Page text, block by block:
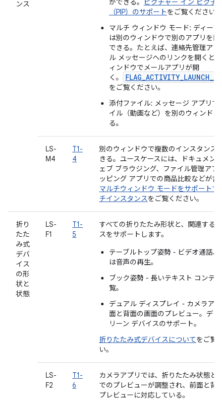
ンス ができる。
ピクチャー イン ピクチ
（PIP）のサポートをご覧ください。
マルチ ウィンドウ モード: ディー
は別のウィンドウで別のアプリを
できる。たとえば、連絡先管理ア
ル メッセージへのリンクを開くと
ィンドウでメールアプリが開
く。
をご覧ください。
添付ファイル: メッセージ アプリで
イル（動画など）を別のウィンドウ
る。
LS-
M4
T1-
4
別のウィンドウで複数のインスタンス
きる。ユースケースには、ドキュメン
ェブ ブラウジング、ファイル管理アプ
ッピング アプリでの商品比較などが含
マルチウィンドウ モードをサポートす
チインスタンスをご覧ください。
折り
たた
み式
デバ
イス
の形
状と
状態
LS-
F1
T1-
5
すべての折りたたみ形状と、関連する
スをサポートします。
テーブルトップ姿勢 - ビデオ通話、
は音声の再生。
ブック姿勢 - 長いテキスト コンテ
覧。
デュアル ディスプレイ - カメラア
面と背面の画面のプレビュー。デ
リーン デバイスのサポート。
折りたたみ式デバイスについてをご覧
い。
LS-
F2
T1-
6
カメラアプリでは、折りたたみ状態と
でのプレビューが調整され、前面と背
プレビューに対応している。